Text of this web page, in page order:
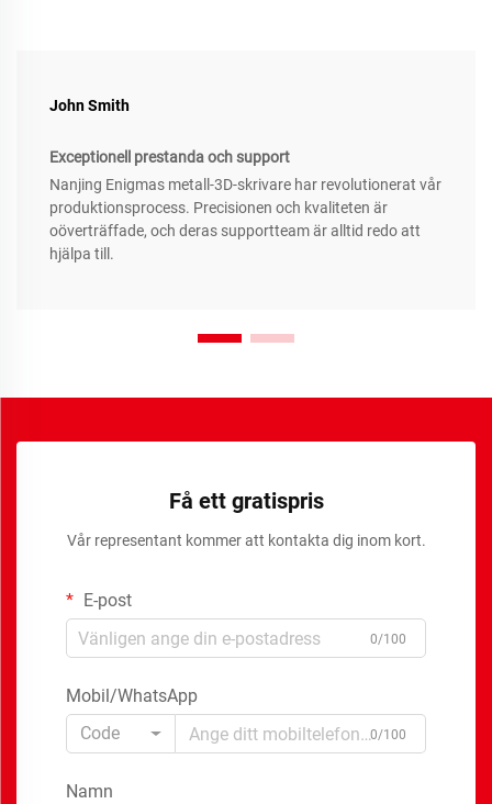
John Smith
Exceptionell prestanda och support
Nanjing Enigmas metall-3D-skrivare har revolutionerat vår
produktionsprocess. Precisionen och kvaliteten är
oöverträffade, och deras supportteam är alltid redo att
hjälpa till.
Få ett gratispris
Vår representant kommer att kontakta dig inom kort.
E-post
0/100
Mobil/WhatsApp
Code
0/100
Namn